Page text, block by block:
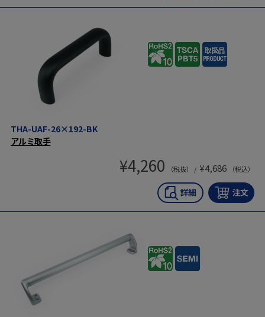
THA-UAF-26×192-BK
アルミ取手
¥4,260 （税抜） / ¥4,686 （税込）